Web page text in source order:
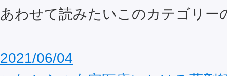
あわせて読みたいこのカテゴリー
2021/06/04